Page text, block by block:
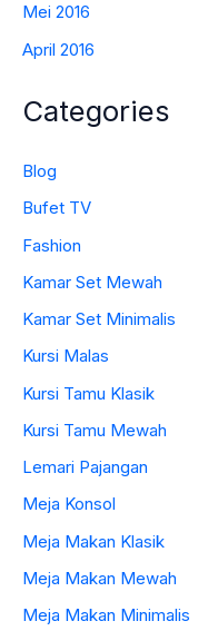
Mei 2016
April 2016
Categories
Blog
Bufet TV
Fashion
Kamar Set Mewah
Kamar Set Minimalis
Kursi Malas
Kursi Tamu Klasik
Kursi Tamu Mewah
Lemari Pajangan
Meja Konsol
Meja Makan Klasik
Meja Makan Mewah
Meja Makan Minimalis